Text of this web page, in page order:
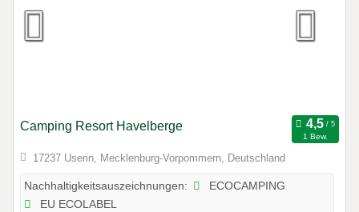
Camping Resort Havelberge
1 Bew.
17237 Userin, Mecklenburg-Vorpommern, Deutschland
Nachhaltigkeitsauszeichnungen:
ECOCAMPING
EU ECOLABEL